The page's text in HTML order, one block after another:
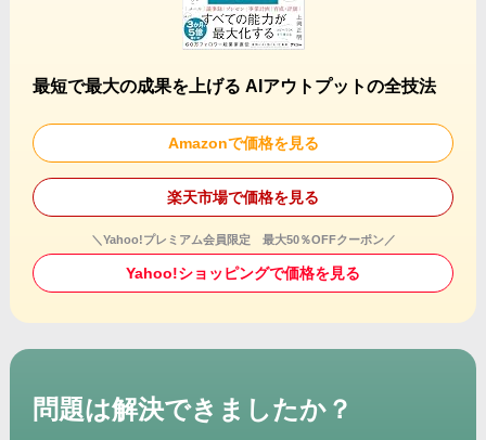
最短で最大の成果を上げる AIアウトプットの全技法
Amazonで価格を見る
楽天市場で価格を見る
＼Yahoo!プレミアム会員限定 最大50％OFFクーポン／
Yahoo!ショッピングで価格を見る
問題は解決できましたか？